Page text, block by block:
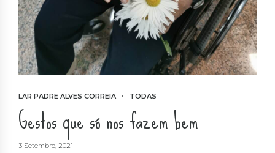
LAR PADRE ALVES CORREIA TODAS
Gestos que só nos fazem bem
3 Setembro, 2021